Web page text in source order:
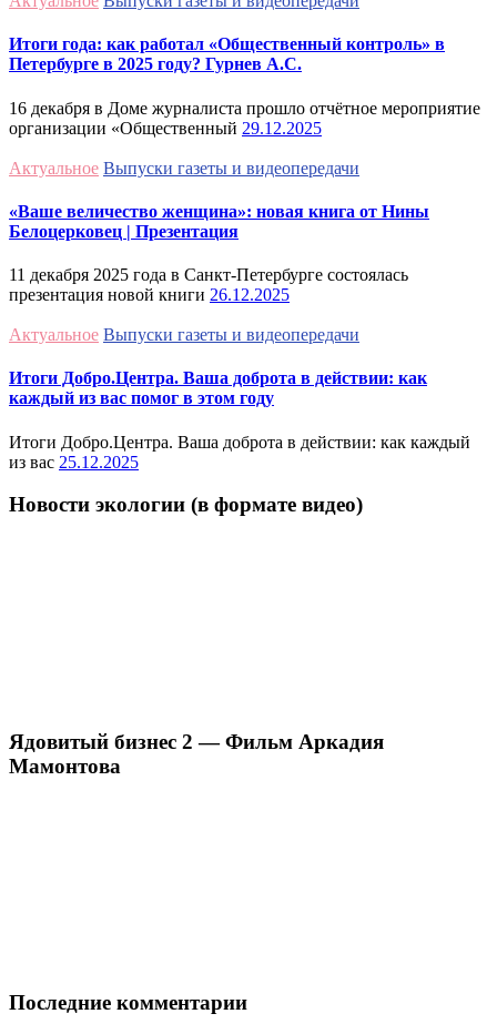
Итоги года: как работал «Общественный контроль» в
Петербурге в 2025 году? Гурнев А.С.
16 декабря в Доме журналиста прошло отчётное мероприятие
организации «Общественный 29.12.2025
Актуальное Выпуски газеты и видеопередачи
«Ваше величество женщина»: новая книга от Нины
Белоцерковец | Презентация
11 декабря 2025 года в Санкт-Петербурге состоялась
презентация новой книги 26.12.2025
Актуальное Выпуски газеты и видеопередачи
Итоги Добро.Центра. Ваша доброта в действии: как
каждый из вас помог в этом году
Итоги Добро.Центра. Ваша доброта в действии: как каждый
из вас 25.12.2025
Новости экологии (в формате видео)
Ядовитый бизнес 2 — Фильм Аркадия
Мамонтова
Последние комментарии